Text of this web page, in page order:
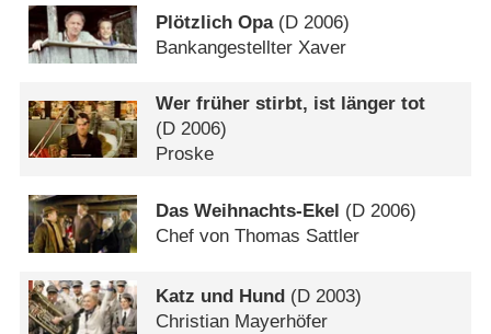
Plötzlich Opa(D 2006)
Bankangestellter Xaver
Wer früher stirbt, ist länger tot
(D 2006)
Proske
Das Weihnachts-Ekel (D 2006)
Chef von Thomas Sattler
Katz und Hund (D 2003)
Christian Mayerhöfer